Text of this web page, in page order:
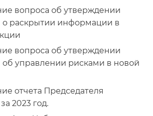
вопроса об утверждении
раскрытии информации в
вопроса об утверждении
управлении рисками в новой
отчета Председателя
2023 год.